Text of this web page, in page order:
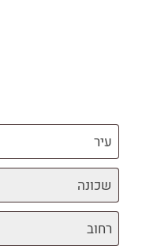
עיר
שכונה
רחוב